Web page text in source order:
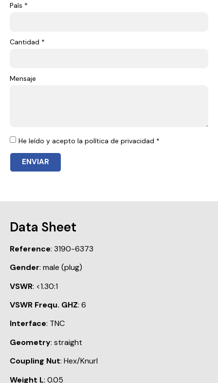
País *
Cantidad *
Mensaje
He leído y acepto la política de privacidad *
ENVIAR
Data Sheet
Reference: 3190-6373
Gender: male (plug)
VSWR: <1.30:1
VSWR Frequ. GHZ: 6
Interface: TNC
Geometry: straight
Coupling Nut: Hex/Knurl
Weight L: 0.05